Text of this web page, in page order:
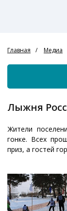
Главная Медиа
Лыжня
Жители
гонке. Всех
приз, а гостей